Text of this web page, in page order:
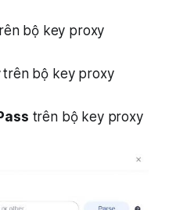
bộ key proxy
trên bộ key proxy
trên bộ key proxy